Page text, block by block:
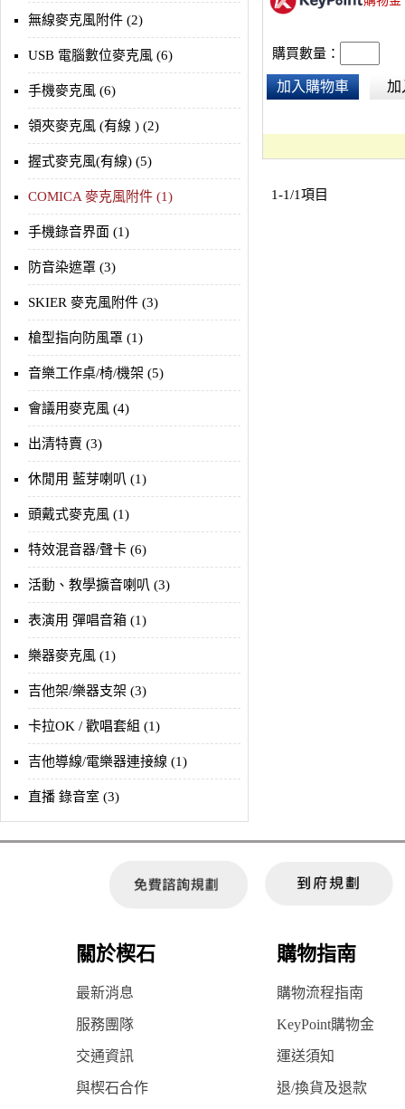
無線麥克風附件 (2)
USB 電腦數位麥克風 (6)
手機麥克風 (6)
領夾麥克風 (有線 ) (2)
握式麥克風(有線) (5)
COMICA 麥克風附件 (1)
手機錄音界面 (1)
防音染遮罩 (3)
SKIER 麥克風附件 (3)
槍型指向防風罩 (1)
音樂工作桌/椅/機架 (5)
會議用麥克風 (4)
出清特賣 (3)
休閒用 藍芽喇叭 (1)
頭戴式麥克風 (1)
特效混音器/聲卡 (6)
活動、教學擴音喇叭 (3)
表演用 彈唱音箱 (1)
樂器麥克風 (1)
吉他架/樂器支架 (3)
卡拉OK / 歡唱套組 (1)
吉他導線/電樂器連接線 (1)
直播 錄音室 (3)
購買數量：
加入購物車 加
1-1/1項目
關於楔石 購物指南
最新消息 購物流程指南
服務團隊 KeyPoint購物金
交通資訊 運送須知
與楔石合作 退/換貨及退款